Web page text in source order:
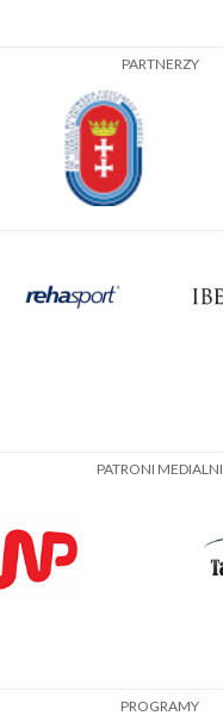
PARTNERZY
PATRONI MEDIALNI
PROGRAMY